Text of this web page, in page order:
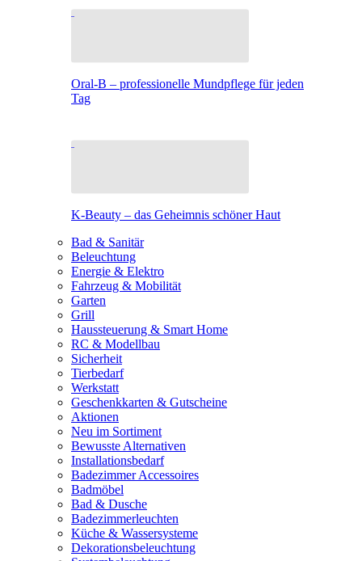
Oral-B – professionelle Mundpflege für jeden
Tag
K-Beauty – das Geheimnis schöner Haut
Bad & Sanitär
Beleuchtung
Energie & Elektro
Fahrzeug & Mobilität
Garten
Grill
Haussteuerung & Smart Home
RC & Modellbau
Sicherheit
Tierbedarf
Werkstatt
Geschenkkarten & Gutscheine
Aktionen
Neu im Sortiment
Bewusste Alternativen
Installationsbedarf
Badezimmer Accessoires
Badmöbel
Bad & Dusche
Badezimmerleuchten
Küche & Wassersysteme
Dekorationsbeleuchtung